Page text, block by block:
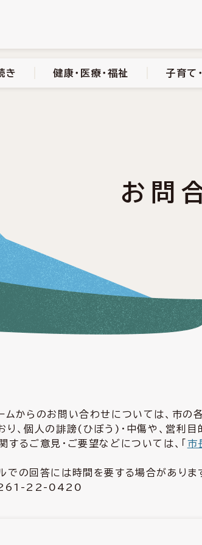
き 健康・医療・福祉 子育て
お問
ムからのお問い合わせについては、市の
り、個人の誹謗(ひぼう)・中傷や、営利
するご意見・ご要望などについては、「 市
での回答には時間を要する場合がありま
22-0420